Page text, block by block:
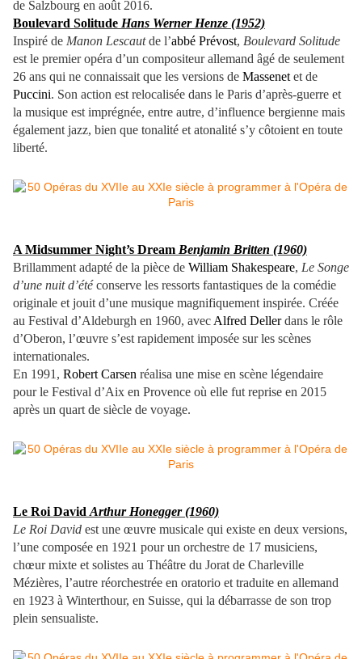
de Salzbourg en août 2016.
Boulevard Solitude Hans Werner Henze (1952)
Inspiré de Manon Lescautde l’abbé Prévost, Boulevard Solitude
est le premier opéra d’un compositeur allemand âgé de seulement
26 ans qui ne connaissait que les versions de Massenet et de
Puccini. Son action est relocalisée dans le Paris d’après-guerre et
la musique est imprégnée, entre autre, d’influence bergienne mais
également jazz, bien que tonalité et atonalité s’y côtoient en toute
liberté.
A Midsummer Night’s Dream Benjamin Britten (1960)
Brillamment adapté de la pièce de William Shakespeare, Le Songe
d’une nuit d’étéconserve les ressorts fantastiques de la comédie
originale et jouit d’une musique magnifiquement inspirée. Créée
au Festival d’Aldeburgh en 1960, avec Alfred Dellerdans le rôle
d’Oberon, l’œuvre s’est rapidement imposée sur les scènes
internationales.
En 1991, Robert Carsen réalisa une mise en scène légendaire
pour le Festival d’Aix en Provence où elle fut reprise en 2015
après un quart de siècle de voyage.
Le Roi David Arthur Honegger (1960)
Le Roi David est une œuvre musicale qui existe en deux versions,
l’une composée en 1921 pour un orchestre de 17 musiciens,
chœur mixte et solistes au Théâtre du Jorat de Charleville
Mézières, l’autre réorchestrée en oratorio et traduite en allemand
en 1923 à Winterthour, en Suisse, qui la débarrasse de son trop
plein sensualiste.